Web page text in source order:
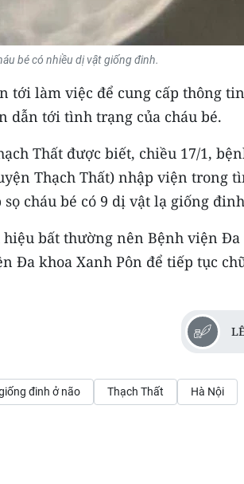
bé có nhiều dị vật giống đinh.
tới làm việc để cung cấp thông
dẫn tới tình trạng của cháu bé.
Thất được biết, chiều 17/1,
Thạch Thất) nhập viện trong
cháu bé có 9 dị vật lạ giống
bất thường nên Bệnh viện Đa
Đa khoa Xanh Pôn để tiếp tục
đinh ở não Thạch Thất Hà Nội